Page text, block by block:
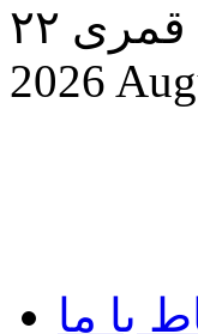
2026
با ما